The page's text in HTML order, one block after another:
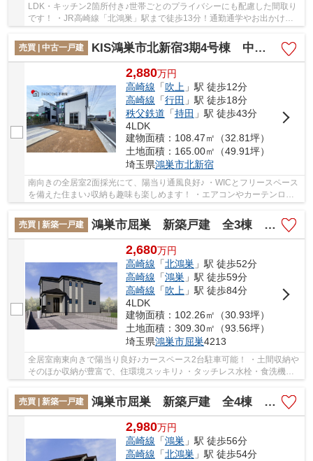
LDK・キッチン2箇所付き♪世帯ごとのプライバシーにも配慮した間取り
です！ ・JR高崎線「北鴻巣」駅まで徒歩13分！通勤通学やお出かけも
楽々♪ ・小中学校やコンビニ、スーパーが徒歩圏...
売買 | 中古一戸建
KIS鴻巣市北新宿3期4号棟 中古戸建
2,880万円
高崎線 「吹上」駅 徒歩12分
高崎線 「行田 」駅 徒歩18分
秩父鉄道 「持田 」駅 徒歩43分
4LDK
建物面積：108.47㎡（32.81坪）
土地面積：165.00㎡（49.91坪）
埼玉県鴻巣市北新宿
南向きの全居室2面採光にて、陽当り通風良好♪ ・WICとフリースペース
を備えた住まい♪収納も趣味も楽しめます！ ・エアコンやカーテンロー
売買 | 新築一戸建
鴻巣市屈巣 新築戸建 全3棟 3号棟
2,680万円
高崎線 「北鴻巣 」駅 徒歩52分
高崎線 「鴻巣 」駅 徒歩59分
高崎線 「吹上 」駅 徒歩84分
4LDK
建物面積：102.26㎡（30.93坪）
土地面積：309.30㎡（93.56坪）
埼玉県鴻巣市屈巣4213
全居室南東向きで陽当り良好♪カースペース2台駐車可能！ ・土間収納や
そのほか収納が豊富で、住環境スッキリ♪ ・タッチレス水栓・食洗機付
売買 | 新築一戸建
鴻巣市屈巣 新築戸建 全4棟 3号棟
2,980万円
高崎線 「鴻巣 」駅 徒歩56分
高崎線 「北鴻巣 」駅 徒歩54分